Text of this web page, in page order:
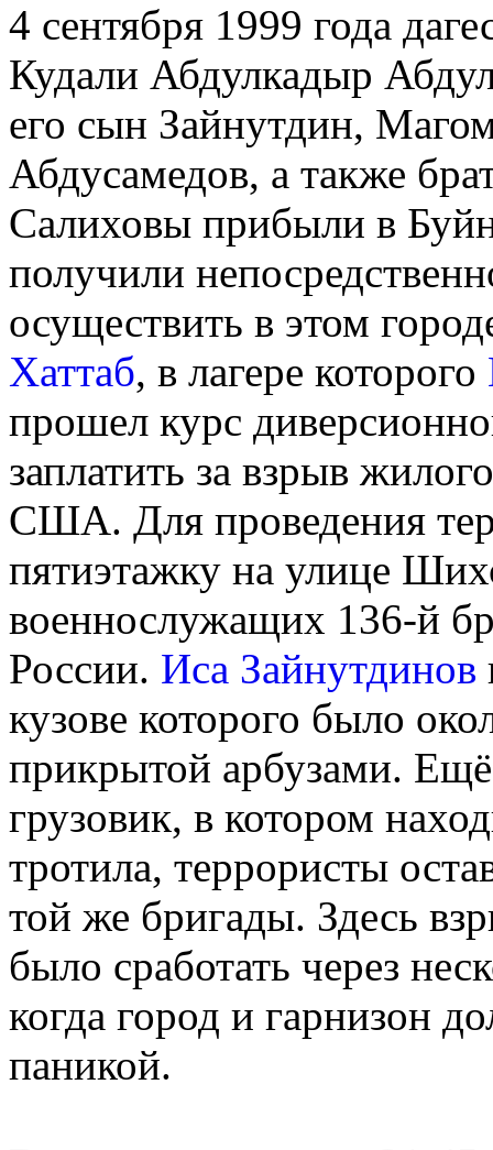
4 сентября 1999 года
Кудали Абдулкадыр
его сын Зайнутдин,
Абдусамедов, а также
Салиховы прибыли в
получили
осуществить в этом
Хаттаб, в лагере которого
прошел курс
заплатить за взрыв
США. Для проведения
пятиэтажку на улице
военнослужащих 136-й
России. Иса Зайнутдинов
кузове которого было
прикрытой арбузами.
грузовик, в котором
тротила, террористы
той же бригады. Здесь
было сработать через
когда город и гарнизон
паникой.